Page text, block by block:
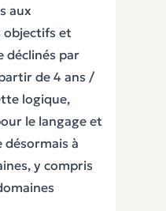
aux
objectifs et
déclinés par
de 4 ans /
logique,
le langage et
désormais à
y compris